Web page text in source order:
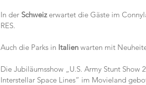
In der Schweiz erwartet die Gäste im
RES.
Auch die Parks in Italien warten mit
Die Jubiläumsshow „U.S. Army Stunt Show
Interstellar Space Lines“ im Movieland